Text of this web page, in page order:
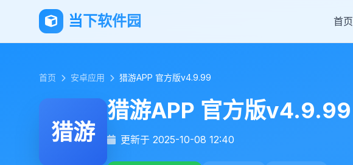
当下软件园 首页
首页 安卓应用 猎游APP 官方版v4.9.99
猎游
猎游APP 官方版v4.9.99
更新于 2025-10-08 12:40